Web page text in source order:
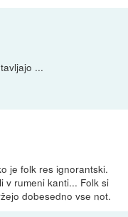
...
je folk res ignorantski.
v rumeni kanti... Folk si
dobesedno vse not.